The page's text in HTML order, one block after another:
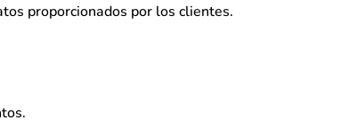
proporcionados por los clientes.